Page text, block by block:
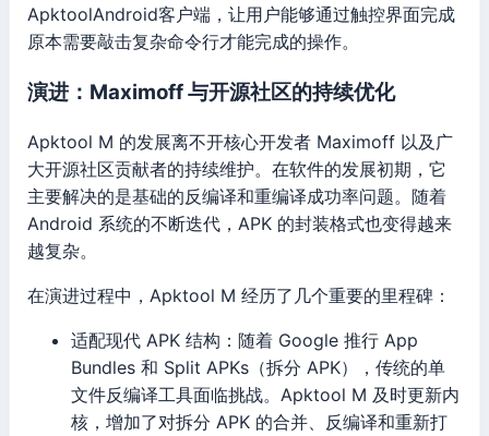
ApktoolAndroid客户端，让用户能够通过触控界面完成
原本需要敲击复杂命令行才能完成的操作。
演进：Maximoff 与开源社区的持续优化
Apktool M 的发展离不开核心开发者 Maximoff 以及广
大开源社区贡献者的持续维护。在软件的发展初期，它
主要解决的是基础的反编译和重编译成功率问题。随着
Android 系统的不断迭代，APK 的封装格式也变得越来
越复杂。
在演进过程中，Apktool M 经历了几个重要的里程碑：
适配现代 APK 结构：随着 Google 推行 App
Bundles 和 Split APKs（拆分 APK），传统的单
文件反编译工具面临挑战。Apktool M 及时更新内
核，增加了对拆分 APK 的合并、反编译和重新打